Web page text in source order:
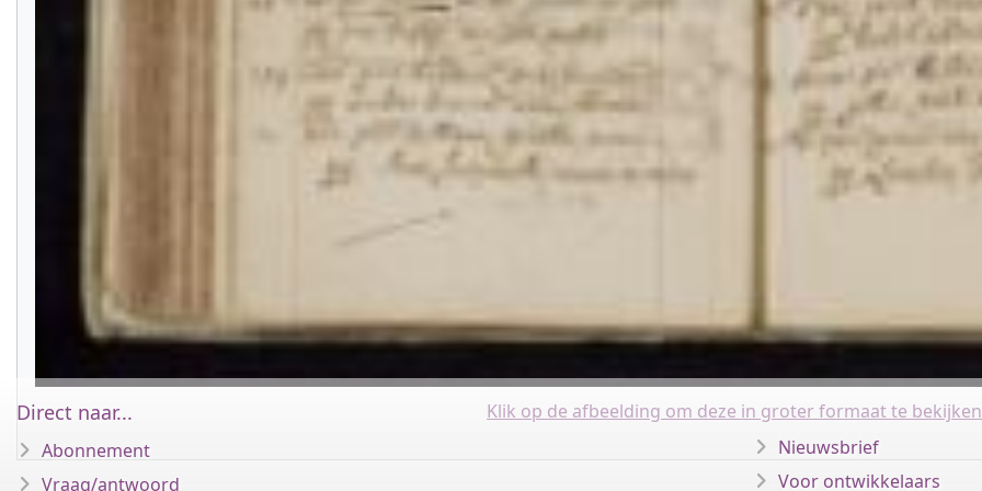
Klik op de afbeelding om deze in groter formaat te
Direct naar...
Abonnement
Vraag/antwoord
Nieuwsbrief
Voor ontwikkelaars